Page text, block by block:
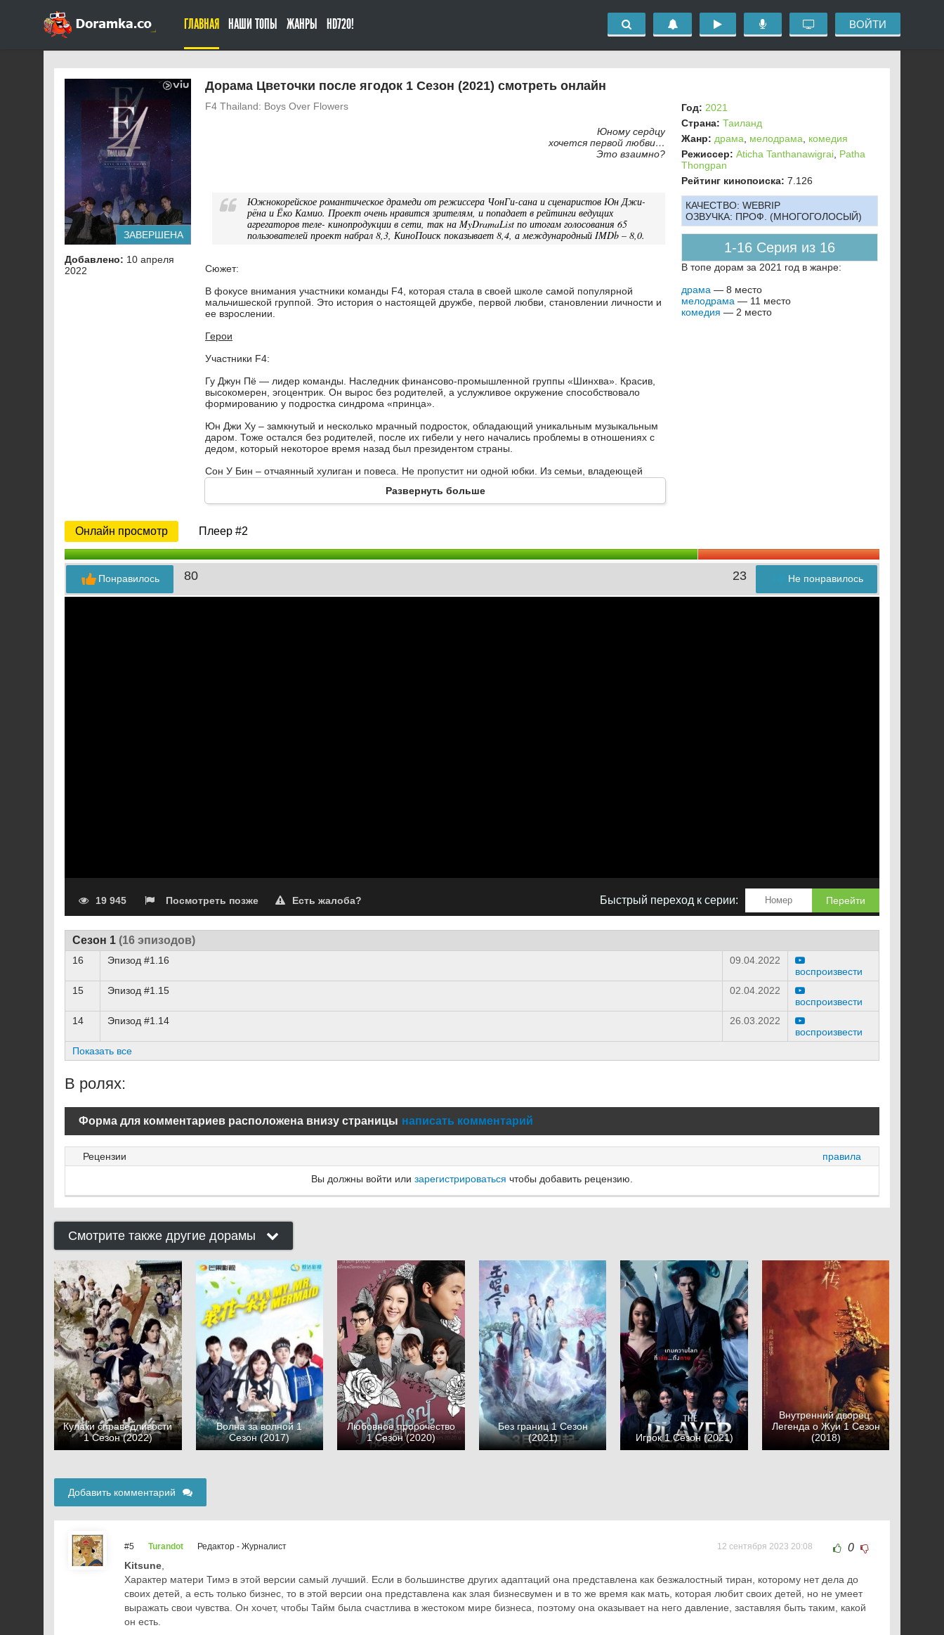
ГЛАВНАЯ НАШИ ТОПЫ ЖАНРЫ HD720! ВОЙТИ
Дорама Цветочки после ягодок 1 Сезон (2021) смотреть онлайн
F4 Thailand: Boys Over Flowers
Юному сердцу
хочется первой любви…
Это взаимно?
Южнокорейское романтическое драмеди от режиссера ЧонГи-сана и сценаристов Юн Джи-
рёна и Ёко Камио. Проект очень нравится зрителям, и попадает в рейтинги ведущих
агрегаторов теле- кинопродукции в сети, так на MyDramaList по итогам голосования 65
пользователей проект набрал 8,3, КиноПоиск показывает 8,4, а международный IMDb – 8,0.
Сюжет:
В фокусе внимания участники команды F4, которая стала в своей школе самой популярной
мальчишеской группой. Это история о настоящей дружбе, первой любви, становлении личности и
ее взрослении.
Герои
Участники F4:
Гу Джун Пё — лидер команды. Наследник финансово-промышленной группы «Шинхва». Красив,
высокомерен, эгоцентрик. Он вырос без родителей, а услужливое окружение способствовало
формированию у подростка синдрома «принца».
Юн Джи Ху – замкнутый и несколько мрачный подросток, обладающий уникальным музыкальным
даром. Тоже остался без родителей, после их гибели у него начались проблемы в отношениях с
дедом, который некоторое время назад был президентом страны.
Сон У Бин – отчаянный хулиган и повеса. Не пропустит ни одной юбки. Из семьи, владеющей
казино, отелями и клубами, и имеющей связи с криминалитетом.
Со И Джон — любимец женщин и девушек всех возрастов. Его отец – известный в стране мастер
закомплексованный мальчик со множеством страхов.
Другие главные герои:
Развернуть больше
ЗАВЕРШЕНА
Добавлено: 10 апреля
2022
Год: 2021
Страна: Таиланд
Жанр: драма мелодрама
комедия
Режиссер: Aticha Tanthanawigrai, Patha
Thongpan
Рейтинг кинопоиска: 7.126
КАЧЕСТВО: WEBRIP
ОЗВУЧКА: ПРОФ. (МНОГОГОЛОСЫЙ)
1-16 Серия из 16
В топе дорам за 2021 год в жанре:
драма — 8 место
мелодрама — 11 место
комедия — 2 место
Онлайн просмотр Плеер #2
80 23 Не понравилось
Понравилось
19 945 Посмотреть позже Есть жалоба? Быстрый переход к серии: Перейти
Сезон 1 (16 эпизодов)
16 Эпизод #1.16
09.04.2022
воспроизвести
15
Эпизод #1.15
02.04.2022
воспроизвести
14
Эпизод #1.14
26.03.2022
воспроизвести
Показать все
В ролях:
Форма для комментариев расположена внизу страницы написать комментарий
Рецензии
правила
Вы должны войти или зарегистрироваться чтобы добавить рецензию.
Смотрите также другие дорамы
Кулаки справедливости
1 Сезон (2022)
Волна за волной 1
Сезон (2017)
Любовное пророчество
1 Сезон (2020)
Без границ 1 Сезон
(2021)
Игрок 1 Сезон (2021)
Внутренний дворец:
Легенда о Жуи 1 Сезон
(2018)
Добавить комментарий
#5 Turandot Редактор - Журналист 12 сентября 2023 20:08 0
Kitsune
Характер матери Тимэ в этой версии самый лучший. Если в большинстве других адаптаций она представлена как безжалостный тиран, которому нет дела до
своих детей, а есть только бизнес, то в этой версии она представлена как злая бизнесвумен и в то же время как мать, которая любит своих детей, но не умеет
выражать свои чувства. Он хочет, чтобы Тайм была счастлива в жестоком мире бизнеса, поэтому она оказывает на него давление, заставляя быть таким, какой
он есть.